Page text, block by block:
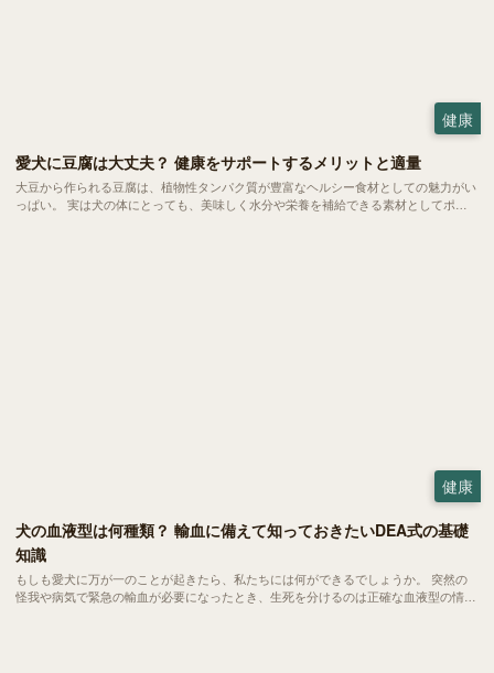
健康
愛犬に豆腐は大丈夫？ 健康をサポートするメリットと適量
大豆から作られる豆腐は、植物性タンパク質が豊富なヘルシー食材としての魅力がい
っぱい。 実は犬の体にとっても、美味しく水分や栄養を補給できる素材としてポテ
健康
犬の血液型は何種類？ 輸血に備えて知っておきたいDEA式の基礎
知識
もしも愛犬に万が一のことが起きたら、私たちには何ができるでしょうか。 突然の
怪我や病気で緊急の輸血が必要になったとき、生死を分けるのは正確な血液型の情報